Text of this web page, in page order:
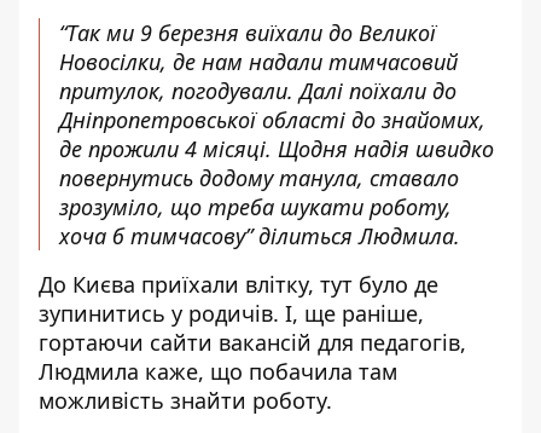
“Так ми 9 березня виїхали до Великої
Новосілки, де нам надали тимчасовий
притулок, погодували. Далі поїхали до
Дніпропетровської області до знайомих,
де прожили 4 місяці. Щодня надія швидко
повернутись додому танула, ставало
зрозуміло, що треба шукати роботу,
хоча б тимчасову” ділиться Людмила.
До Києва приїхали влітку, тут було де
зупинитись у родичів. І, ще раніше,
гортаючи сайти вакансій для педагогів,
Людмила каже, що побачила там
можливість знайти роботу.